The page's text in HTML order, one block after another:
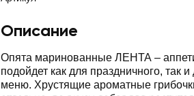
Описание
Опята маринованные ЛЕНТА –
подойдет как для праздничного, так
меню. Хрустящие ароматные